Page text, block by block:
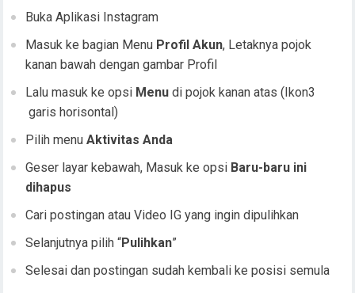
Buka Aplikasi Instagram
Masuk ke bagian Menu Profil Akun, Letaknya pojok
kanan bawah dengan gambar Profil
Lalu masuk ke opsi Menudi pojok kanan atas (Ikon3
garis horisontal)
Pilih menuAktivitas Anda
Geser layar kebawah, Masuk ke opsi Baru-baru ini
dihapus
Cari postingan atau Video IG yang ingin dipulihkan
Selanjutnya pilih “Pulihkan”
Selesai dan postingan sudah kembali ke posisi semula